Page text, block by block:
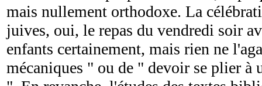
mais nullement orthodoxe. La
juives, oui, le repas du vendredi soir
enfants certainement, mais rien ne
mécaniques " ou de " devoir se plier